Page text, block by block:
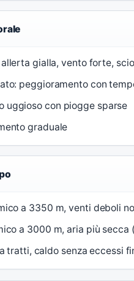
gialla, vento forte,
peggioramento con
uggioso con piogge sparse
graduale
a 3350 m, venti deboli
a 3000 m, aria più
tratti, caldo senza eccessi